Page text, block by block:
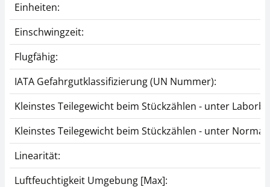
Einheiten:
Einschwingzeit:
Flugfähig:
IATA Gefahrgutklassifizierung (UN Nummer):
Kleinstes Teilegewicht beim Stückzählen - unter
Kleinstes Teilegewicht beim Stückzählen - unter
Linearität:
Luftfeuchtigkeit Umgebung [Max]: